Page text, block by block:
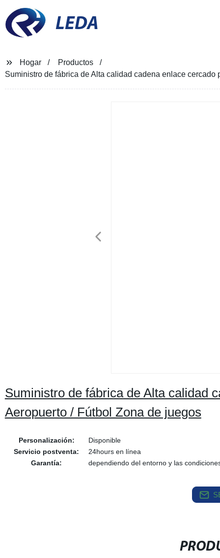
LEDA
Hogar
Productos
Suministro de fábrica de Alta calidad cadena enlace
Suministro de fábrica de Alta calidad
Aeropuerto / Fútbol Zona de juegos
Personalización:
Disponible
Servicio postventa:
24hours en línea
Garantía:
dependiendo del entorno y las